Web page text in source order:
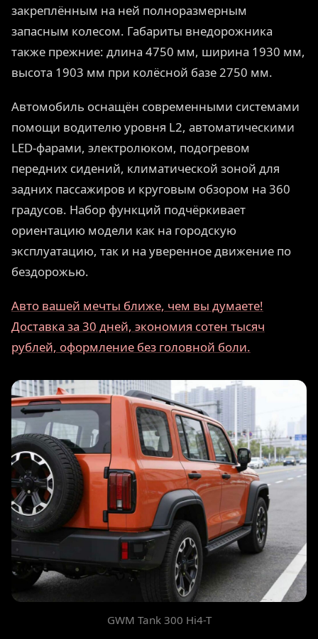
закреплённым на ней полноразмерным
запасным колесом. Габариты внедорожника
также прежние: длина 4750 мм, ширина 1930 мм,
высота 1903 мм при колёсной базе 2750 мм.
Автомобиль оснащён современными системами
помощи водителю уровня L2, автоматическими
LED-фарами, электролюком, подогревом
передних сидений, климатической зоной для
задних пассажиров и круговым обзором на 360
градусов. Набор функций подчёркивает
ориентацию модели как на городскую
эксплуатацию, так и на уверенное движение по
бездорожью.
Авто вашей мечты ближе, чем вы думаете!
Доставка за 30 дней, экономия сотен тысяч
рублей, оформление без головной боли.
GWM Tank 300 Hi4-T